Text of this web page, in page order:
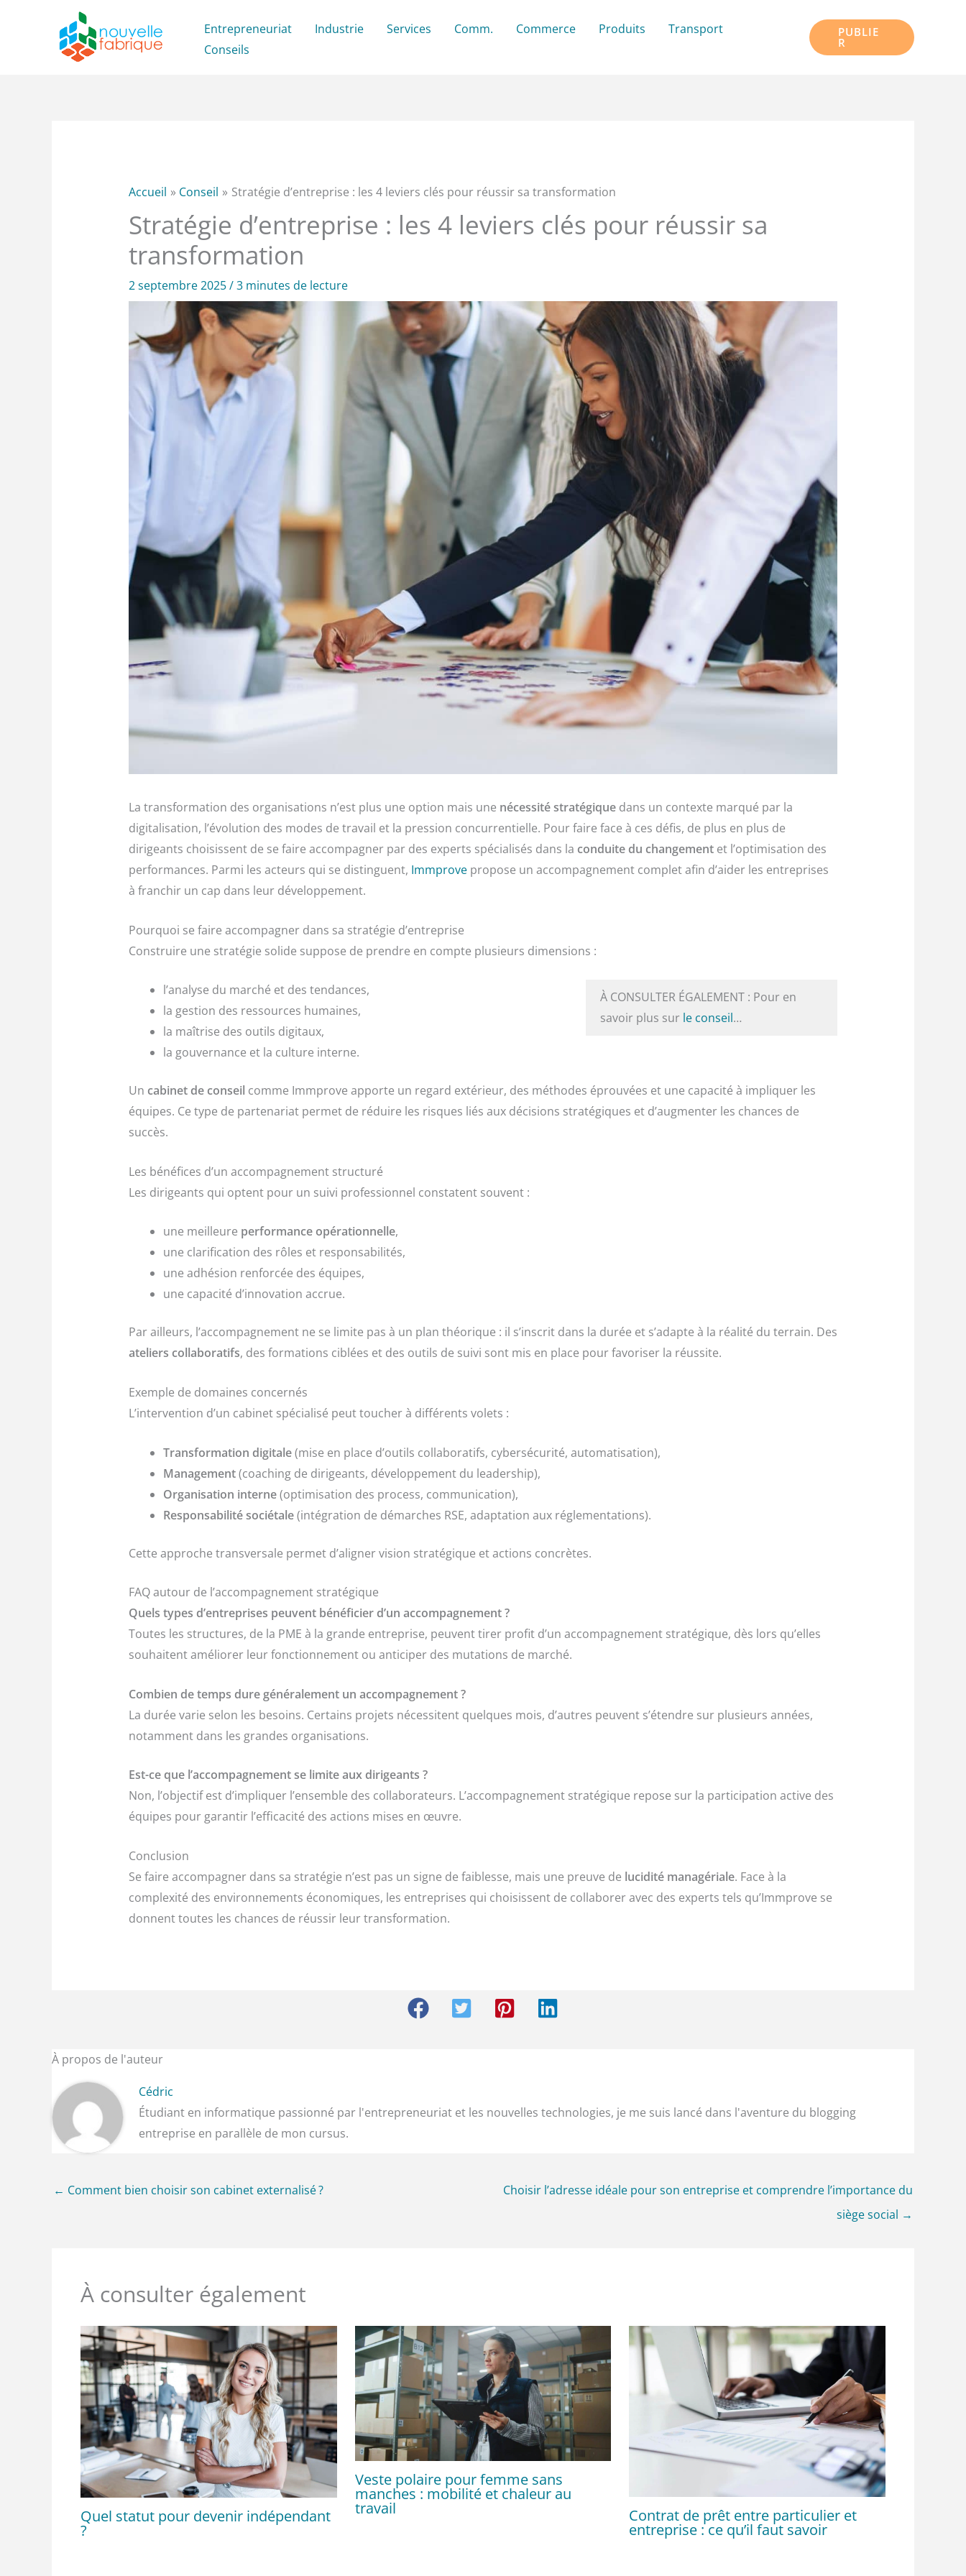
Entrepreneuriat Industrie Services Comm. Commerce Produits
Transport
Conseils
PUBLIE
R
Accueil Conseil Stratégie d’entreprise : les 4 leviers clés pour réussir sa transformation
Stratégie d’entreprise : les 4 leviers clés pour réussir sa
transformation
2 septembre 2025/3 minutes de lecture
La transformation des organisations n’est plus une option mais une nécessité stratégiquedans un contexte marqué par la
digitalisation, l’évolution des modes de travail et la pression concurrentielle. Pour faire face à ces défis, de plus en plus de
dirigeants choisissent de se faire accompagner par des experts spécialisés dans la conduite du changementet l’optimisation des
performances. Parmi les acteurs qui se distinguent, Immprovepropose un accompagnement complet afin d’aider les entreprises
à franchir un cap dans leur développement.
Pourquoi se faire accompagner dans sa stratégie d’entreprise
Construire une stratégie solide suppose de prendre en compte plusieurs dimensions :
À CONSULTER ÉGALEMENT : Pour en
savoir plus sur le conseil…
l’analyse du marché et des tendances,
la gestion des ressources humaines,
la maîtrise des outils digitaux,
la gouvernance et la culture interne.
Un cabinet de conseil comme Immprove apporte un regard extérieur, des méthodes éprouvées et une capacité à impliquer les
équipes. Ce type de partenariat permet de réduire les risques liés aux décisions stratégiques et d’augmenter les chances de
succès.
Les bénéfices d’un accompagnement structuré
Les dirigeants qui optent pour un suivi professionnel constatent souvent :
une meilleure performance opérationnelle,
une clarification des rôles et responsabilités,
une adhésion renforcée des équipes,
une capacité d’innovation accrue.
Par ailleurs, l’accompagnement ne se limite pas à un plan théorique : il s’inscrit dans la durée et s’adapte à la réalité du terrain. Des
ateliers collaboratifs, des formations ciblées et des outils de suivi sont mis en place pour favoriser la réussite.
Exemple de domaines concernés
L’intervention d’un cabinet spécialisé peut toucher à différents volets :
Transformation digitale(mise en place d’outils collaboratifs, cybersécurité, automatisation),
Management(coaching de dirigeants, développement du leadership),
Organisation interne(optimisation des process, communication),
Responsabilité sociétale(intégration de démarches RSE, adaptation aux réglementations).
Cette approche transversale permet d’aligner vision stratégique et actions concrètes.
FAQ autour de l’accompagnement stratégique
Quels types d’entreprises peuvent bénéficier d’un accompagnement ?
Toutes les structures, de la PME à la grande entreprise, peuvent tirer profit d’un accompagnement stratégique, dès lors qu’elles
souhaitent améliorer leur fonctionnement ou anticiper des mutations de marché.
Combien de temps dure généralement un accompagnement ?
La durée varie selon les besoins. Certains projets nécessitent quelques mois, d’autres peuvent s’étendre sur plusieurs années,
notamment dans les grandes organisations.
Est-ce que l’accompagnement se limite aux dirigeants ?
Non, l’objectif est d’impliquer l’ensemble des collaborateurs. L’accompagnement stratégique repose sur la participation active des
équipes pour garantir l’efficacité des actions mises en œuvre.
Conclusion
Se faire accompagner dans sa stratégie n’est pas un signe de faiblesse, mais une preuve de lucidité managériale. Face à la
complexité des environnements économiques, les entreprises qui choisissent de collaborer avec des experts tels qu’Immprove se
donnent toutes les chances de réussir leur transformation.
À propos de l'auteur
Cédric
Étudiant en informatique passionné par l'entrepreneuriat et les nouvelles technologies, je me suis lancé dans l'aventure du blogging
entreprise en parallèle de mon cursus.
← Comment bien choisir son cabinet externalisé ?
Choisir l’adresse idéale pour son entreprise et comprendre l’importance du
siège social →
À consulter également
Quel statut pour devenir indépendant
?
Veste polaire pour femme sans
manches : mobilité et chaleur au
travail Contrat de prêt entre particulier et
entreprise : ce qu’il faut savoir